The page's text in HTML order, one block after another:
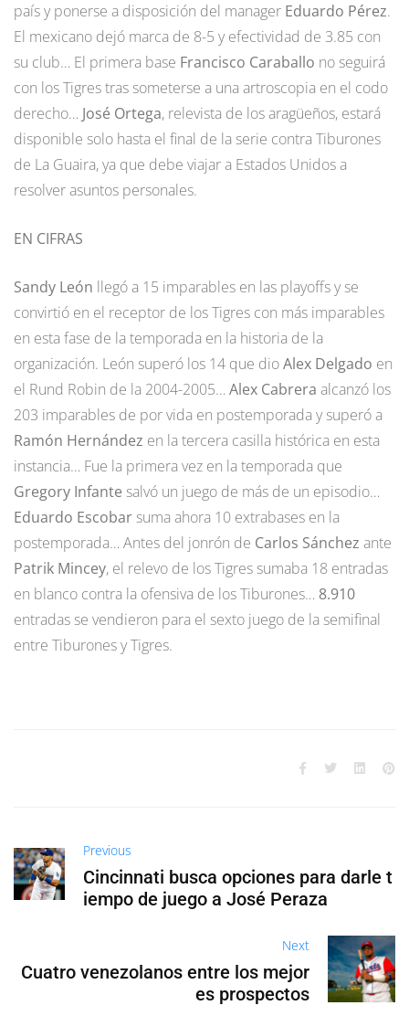
país y ponerse a disposición del manager Eduardo Pérez.
El mexicano dejó marca de 8-5 y efectividad de 3.85 con
su club… El primera base Francisco Caraballo no seguirá
con los Tigres tras someterse a una artroscopia en el codo
derecho… José Ortega, relevista de los aragüeños, estará
disponible solo hasta el final de la serie contra Tiburones
de La Guaira, ya que debe viajar a Estados Unidos a
resolver asuntos personales.
EN CIFRAS
Sandy León llegó a 15 imparables en las playoffs y se
convirtió en el receptor de los Tigres con más imparables
en esta fase de la temporada en la historia de la
organización. León superó los 14 que dioAlex Delgado en
el Rund Robin de la 2004-2005… Alex Cabrera alcanzó los
203 imparables de por vida en postemporada y superó a
Ramón Hernández en la tercera casilla histórica en esta
instancia… Fue la primera vez en la temporada que
Gregory Infante salvó un juego de más de un episodio…
Eduardo Escobar suma ahora 10 extrabases en la
postemporada… Antes del jonrón de Carlos Sánchez ante
Patrik Mincey, el relevo de los Tigres sumaba 18 entradas
en blanco contra la ofensiva de los Tiburones… 8.910
entradas se vendieron para el sexto juego de la semifinal
entre Tiburones y Tigres.
Previous
Cincinnati busca opciones para darle t
iempo de juego a José Peraza
Next
Cuatro venezolanos entre los mejor
es prospectos